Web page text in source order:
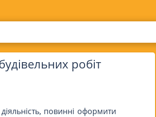
робіт
повинні оформити